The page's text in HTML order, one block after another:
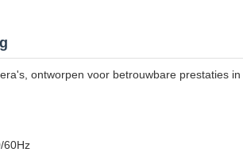
ontworpen voor betrouwbare prestaties
60Hz